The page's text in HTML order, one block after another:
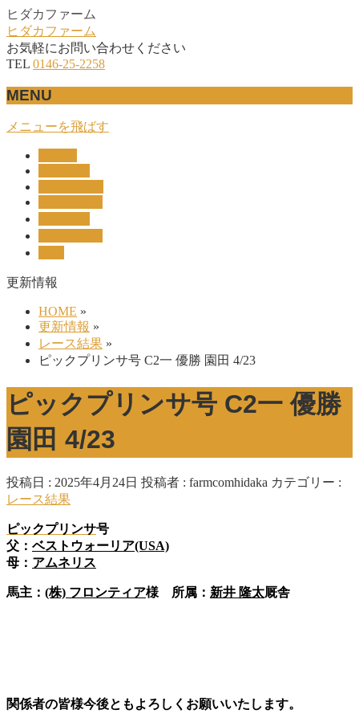
ヒダカファーム
ヒダカファーム
お気軽にお問い合わせください
TEL 0146-25-2258
MENU
メニューを飛ばす
更新情報
HOME »
更新情報 »
レース結果 »
ピックプリンサ号 C2一 優勝 園田 4/23
ピックプリンサ号 C2一 優勝
園田 4/23
投稿日 : 2025年4月24日 投稿者 : farmcomhidaka カテゴリー :
レース結果
ピックプリンサ号
父： ベストウォーリア(USA)
母： アムネリス
馬主： (株) フロンティア様 所属： 新井 隆太厩舎
関係者の皆様今後ともよろしくお願いいたします。